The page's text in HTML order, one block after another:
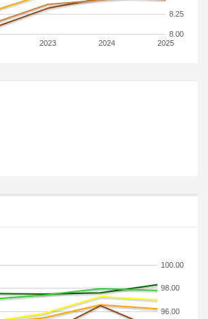
2023 2024 2025
8.00
8.25
96.00
98.00
100.00